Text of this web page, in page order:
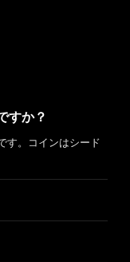
すか？
す。コインはシード